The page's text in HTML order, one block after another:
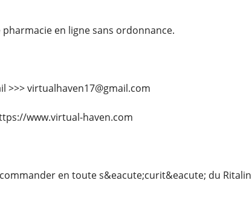
en ligne sans ordonnance.
>>> virtualhaven17@gmail.com
www.virtual-haven.com
en toute s&eacute;curit&eacute; du